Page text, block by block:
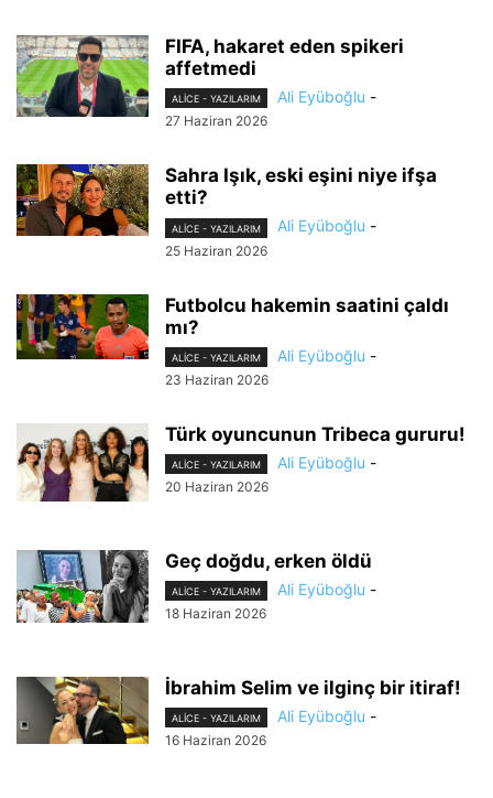
FIFA, hakaret eden spikeri
affetmedi
ALİCE - YAZILARIM Ali Eyüboğlu -
27 Haziran 2026
Sahra Işık, eski eşini niye ifşa
etti?
ALİCE - YAZILARIM Ali Eyüboğlu -
25 Haziran 2026
Futbolcu hakemin saatini çaldı
mı?
ALİCE - YAZILARIM Ali Eyüboğlu -
23 Haziran 2026
Türk oyuncunun Tribeca gururu!
ALİCE - YAZILARIM Ali Eyüboğlu -
20 Haziran 2026
Geç doğdu, erken öldü
ALİCE - YAZILARIM Ali Eyüboğlu -
18 Haziran 2026
İbrahim Selim ve ilginç bir itiraf!
ALİCE - YAZILARIM Ali Eyüboğlu -
16 Haziran 2026